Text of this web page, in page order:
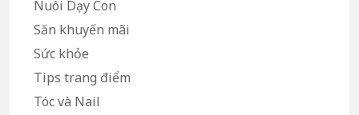
Nuôi Dạy Con
Săn khuyến mãi
Sức khỏe
Tips trang điểm
Tóc và Nail